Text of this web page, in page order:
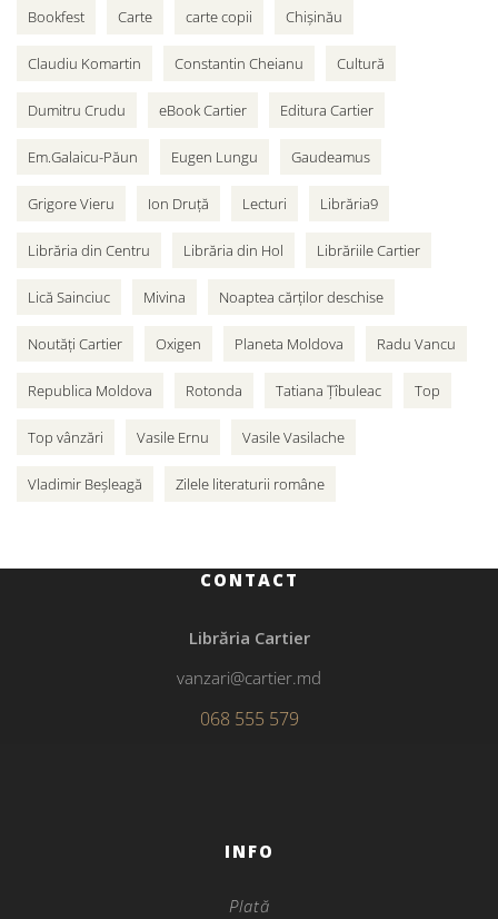
Bookfest Carte carte copii Chișinău
Claudiu Komartin Constantin Cheianu Cultură
Dumitru Crudu eBook Cartier Editura Cartier
Em.Galaicu-Păun Eugen Lungu Gaudeamus
Grigore Vieru Ion Druță Lecturi Librăria9
Librăria din Centru Librăria din Hol Librăriile Cartier
Lică Sainciuc Mivina Noaptea cărților deschise
Noutăți Cartier Oxigen Planeta Moldova Radu Vancu
Republica Moldova Rotonda Tatiana Țîbuleac Top
Top vânzări Vasile Ernu Vasile Vasilache
Vladimir Beșleagă Zilele literaturii române
CONTACT
Librăria Cartier
vanzari@cartier.md
068 555 579
INFO
Plată